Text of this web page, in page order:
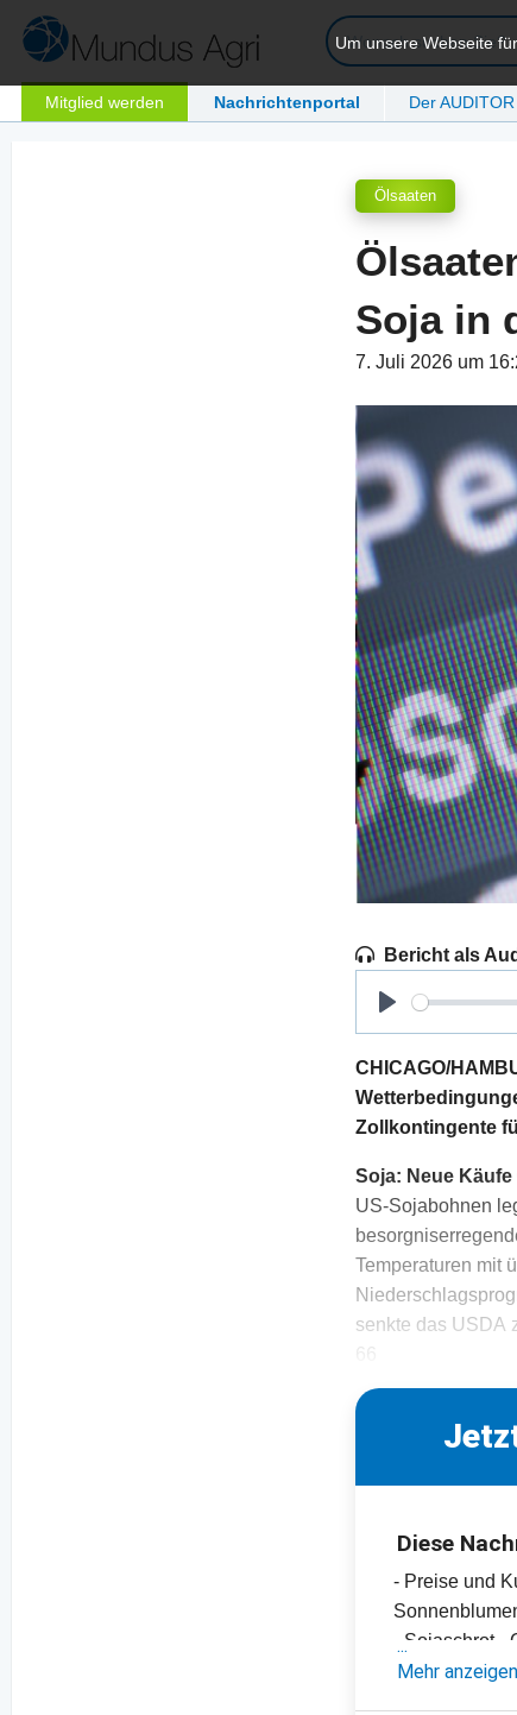
Mitglied werden Nachrichtenportal Der AUDITOR
Um unsere Webseite
Ölsaaten
Soja in
7. Juli 2026 um
Bericht als
Play
CHICAGO/
Zollkontingente
Soja: Neue
US-Sojabohnen
Temperaturen mit
senkte das USDA
Diese
- Preise und
- Sojaschrot-
- Diverse
Mehr anzeigen